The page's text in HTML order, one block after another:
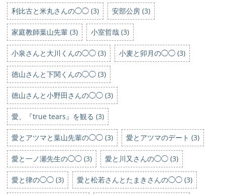
利比古と米丸さんの◯◯ (3) 安部公房 (3)
家庭教師葉山先輩 (3) 小室哲哉 (3)
小泉さんと大川くんの◯◯ (3) 小麦と卯月の◯◯ (3)
徳山さんと下関くんの◯◯ (3)
徳山さんと小野田さんの◯◯ (3)
愛、『true tears』を観る (3)
愛とアツマと葉山先輩の◯◯ (3) 愛とアツマのデート (3)
愛と一ノ瀬先生の◯◯ (3) 愛と川又さんの◯◯ (3)
愛と律の◯◯ (3) 愛と松若さんとたまきさんの◯◯ (3)